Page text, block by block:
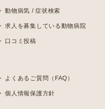
動物病気 / 症状検索
求人を募集している動物病院
口コミ投稿
よくあるご質問（FAQ）
個人情報保護方針